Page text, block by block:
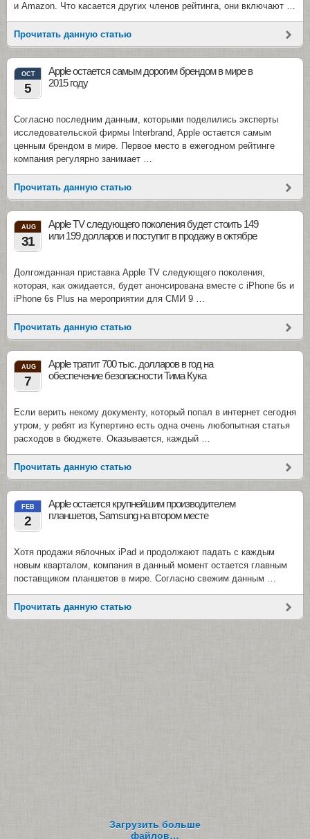
и Amazon. Что касается других членов рейтинга, они включают …
Прочитать данную статью
OCT
5
Apple остается самым дорогим брендом в мире в
2015 году
Согласно последним данным, которыми поделились эксперты
исследовательской фирмы Interbrand, Apple остается самым
ценным брендом в мире. Первое место в ежегодном рейтинге
компания регулярно занимает …
Прочитать данную статью
AUG
31
Apple TV следующего поколения будет стоить 149
или 199 долларов и поступит в продажу в октябре
Долгожданная приставка Apple TV следующего поколения,
которая, как ожидается, будет анонсирована вместе с iPhone 6s и
iPhone 6s Plus на мероприятии для СМИ 9 …
Прочитать данную статью
AUG
7
Apple тратит 700 тыс. долларов в год на
обеспечение безопасности Тима Кука
Если верить некому документу, который попал в интернет сегодня
утром, у ребят из Купертино есть одна очень любопытная статья
расходов в бюджете. Оказывается, каждый …
Прочитать данную статью
FEB
2
Apple остается крупнейшим производителем
планшетов, Samsung на втором месте
Хотя продажи яблочных iPad и продолжают падать с каждым
новым кварталом, компания в данный момент остается главным
поставщиком планшетов в мире. Согласно свежим данным …
Прочитать данную статью
Загрузить больше
файлов…